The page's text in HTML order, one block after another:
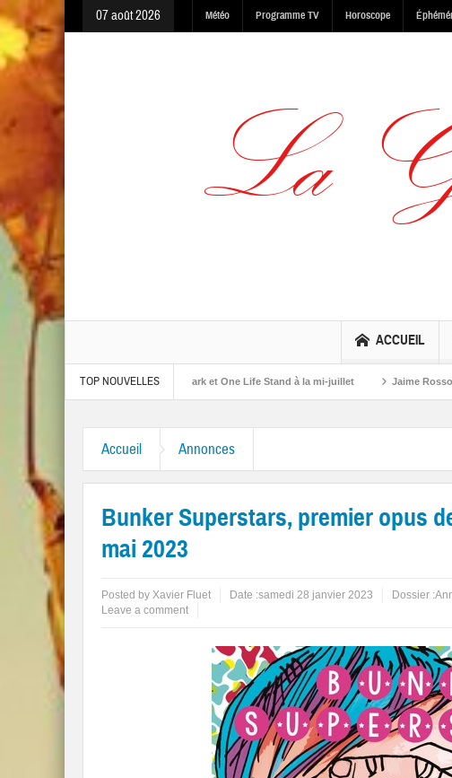
07 août 2026 Météo Programme TV Horoscope
ACCUEIL
TOP NOUVELLES
Made In The Dark et One Life Stand à la mi-juillet Jaime Rosso sort Keep
Accueil Annonces
Bunker Superstars, premier opus
mai 2023
Posted by Xavier Fluet Date :samedi 28 janvier 2023 Dossier :
Leave a comment